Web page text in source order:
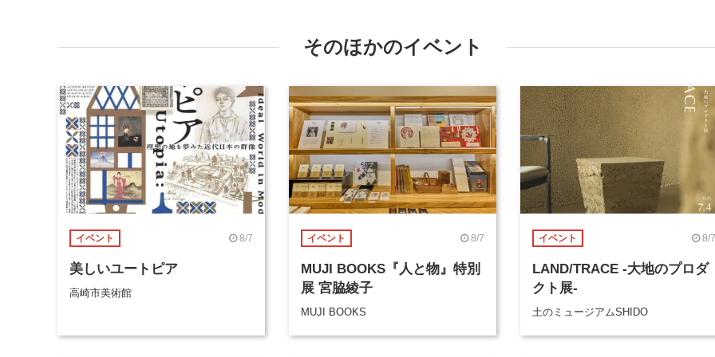
そのほかのイベント
イベント 8/7
美しいユートピア
高崎市美術館
イベント 8/7
MUJI BOOKS『人と物』特別
展 宮脇綾子
MUJI BOOKS
イベント 8/7
LAND/TRACE -大地のプロダ
クト展-
土のミュージアムSHIDO